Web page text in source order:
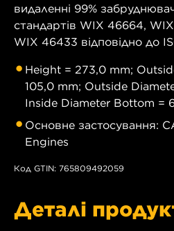
видаленні 99%
стандартів WIX 46664,
WIX 46433 відповідно до
Height = 273,0 mm;
105,0 mm; Outside
Inside Diameter Bottom =
Основне застосування:
Engines
Код GTIN: 765809492059
Деталі